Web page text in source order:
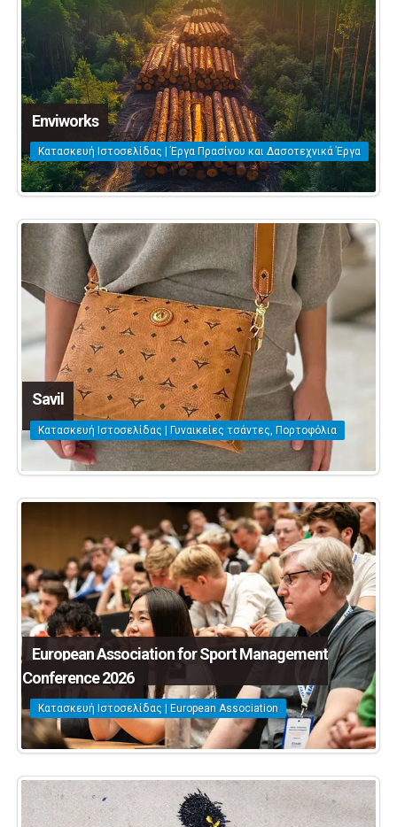
Enviworks
Κατασκευή Ιστοσελίδας | Έργα Πρασίνου και Δασοτεχνικά Έργα
Savil
Κατασκευή Ιστοσελίδας | Γυναικείες τσάντες, Πορτοφόλια
European Association for Sport Management
Conference 2026
Κατασκευή Ιστοσελίδας | European Association